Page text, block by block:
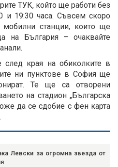
ТУК, който ще работи без
и 19:30 часа. Съвсем скоро
станции, които ще
на България – очаквайте
края на обиколките в
ни пунктове в София ще
Те ще са отворени
на стадион „Българска
да се сдобие с фен карта
Левски за огромна звезда от